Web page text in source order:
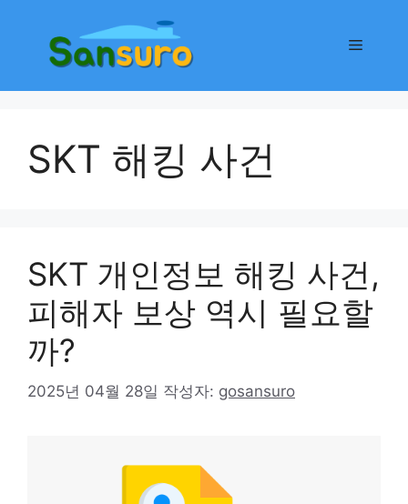
메
SKT 해킹 사건
SKT 개인정보 해킹 사건,
피해자 보상 역시 필요할
까?
2025년 04월 28일 작성자: gosansuro